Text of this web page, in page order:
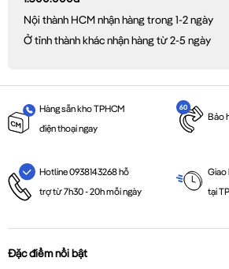
Nội thành HCM nhận hàng trong 1-2 ngày
Ở tỉnh thành khác nhận hàng từ 2-5 ngày
Hàng sẵn kho TPHCM
điện thoại ngay
Bảo
Hotline 0938143268 hỗ
trợ từ 7h30 - 20h mỗi ngày
Giao
tại
Đặc điểm nổi bật